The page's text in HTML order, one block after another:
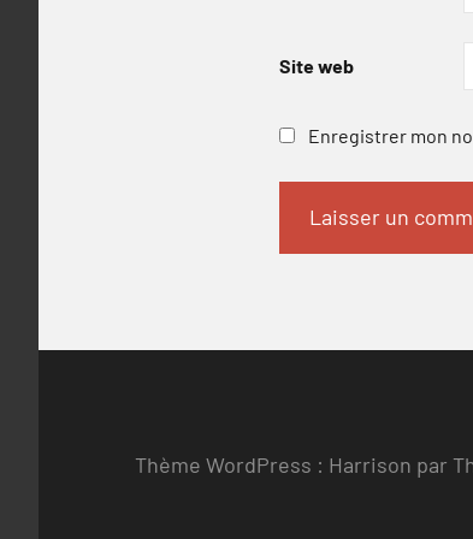
Site web
Enregistrer mon
Thème WordPress : Harrison par